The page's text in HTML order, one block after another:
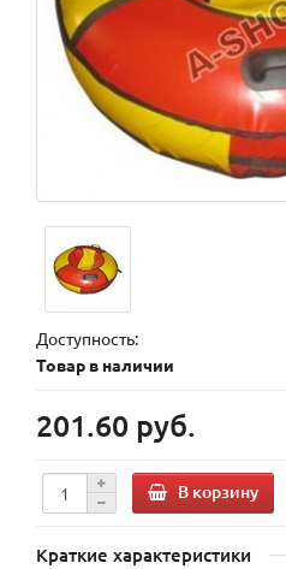
Доступность:
Товар в наличии
201.60 руб.
В корзину
Краткие характеристики